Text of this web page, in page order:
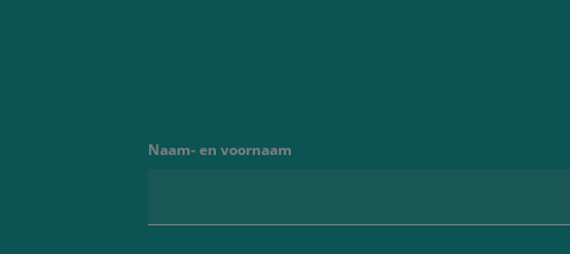
Naam- en voornaam